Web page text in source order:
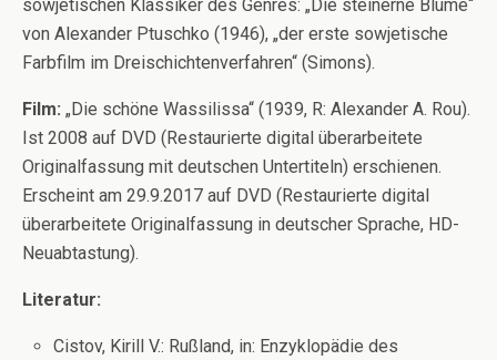
sowjetischen Klassiker des Genres: „Die steinerne Blume“
von Alexander Ptuschko (1946), „der erste sowjetische
Farbfilm im Dreischichtenverfahren“ (Simons).
Film: „Die schöne Wassilissa“ (1939, R: Alexander A. Rou).
Ist 2008 auf DVD (Restaurierte digital überarbeitete
Originalfassung mit deutschen Untertiteln) erschienen.
Erscheint am 29.9.2017 auf DVD (Restaurierte digital
überarbeitete Originalfassung in deutscher Sprache, HD-
Neuabtastung).
Literatur:
Cistov, Kirill V.: Rußland, in: Enzyklopädie des